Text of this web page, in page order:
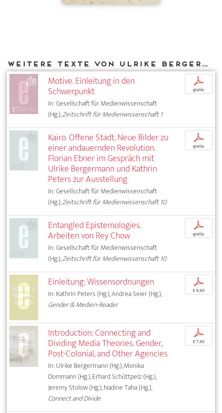
Weitere Texte von Ulrike Bergermann bei DIAPHANES
Motive. Einleitung in den
Schwerpunkt
In: Gesellschaft für Medienwissenschaft
(Hg.),Zeitschrift für Medienwissenschaft 1
p
gratis
Kairo. Offene Stadt. Neue Bilder zu
einer andauernden Revolution.
Florian Ebner im Gespräch mit
Ulrike Bergermann und Kathrin
Peters zur Ausstellung
In: Gesellschaft für Medienwissenschaft
(Hg.),Zeitschrift für Medienwissenschaft 10
p
gratis
Entangled Epistemologies.
Arbeiten von Rey Chow
In: Gesellschaft für Medienwissenschaft
(Hg.),Zeitschrift für Medienwissenschaft 10
p
gratis
Einleitung: Wissensordnungen
In: Kathrin Peters (Hg.), Andrea Seier (Hg.),
Gender & Medien-Reader
p
€ 9,95
Introduction: Connecting and
Dividing Media Theories. Gender,
Post-Colonial, and Other Agencies
In: Ulrike Bergermann (Hg.), Monika
Dommann (Hg.), Erhard Schüttpelz (Hg.),
Jeremy Stolow (Hg.), Nadine Taha (Hg.),
Connect and Divide
p
€ 7,95